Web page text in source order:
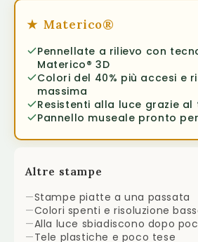
Altre stampe
—Stampe piatte a una passata
—Colori spenti e risoluzione
—Alla luce sbiadiscono dopo
—Tele plastiche e poco tese
★ Materico®
Pennellate a rilievo con
Materico® 3D
Colori del 40% più accesi e
massima
Resistenti alla luce grazie
Pannello museale pronto